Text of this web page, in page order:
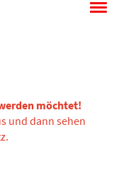
möchtet!
und dann sehen